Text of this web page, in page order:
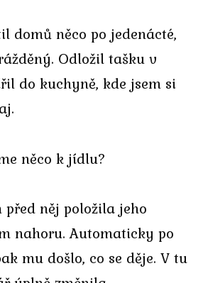
domů něco po jedenácté,
Odložil tašku v
do kuchyně, kde jsem si
něco k jídlu?
před něj položila jeho
nahoru. Automaticky po
mu došlo, co se děje. V tu